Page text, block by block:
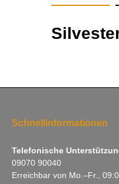
Schnellinformationen
Telefonische
09070 90040
Erreichbar von Mo.–Fr.,